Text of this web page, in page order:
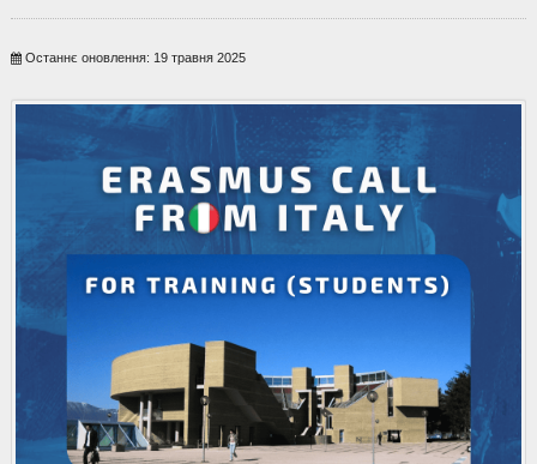
Останнє оновлення: 19 травня 2025